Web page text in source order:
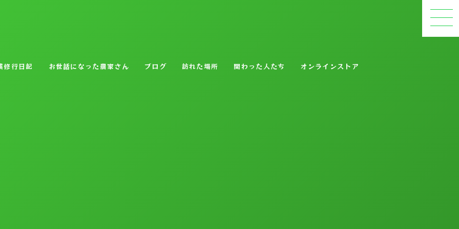
修行日記 お世話になった農家さん ブログ 訪れた場所 関わった人たち オンラインストア